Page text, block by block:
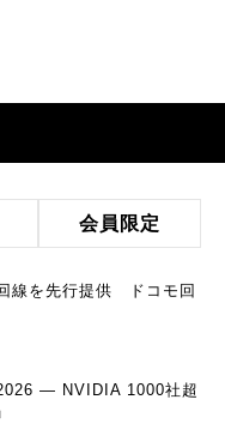
会員限定
線を先行提供 ドコモ回
― NVIDIA 1000社超